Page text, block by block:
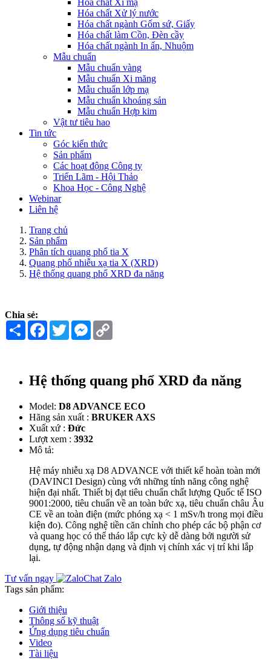
Hóa chất Xi mạ
Hóa chất Xử lý nước
Hóa chất ngành Gốm sứ, Giấy
Hóa chất làm Cồn, Đèn cầy
Hóa chất ngành In ấn, Nhuộm
Mẫu chuẩn
Mẫu chuẩn vàng
Mẫu chuẩn Xi măng
Mẫu chuẩn lớp mạ
Mẫu chuẩn khoáng sản
Mẫu chuẩn Hợp kim
Vật tư tiêu hao
Tin tức
Góc kiến thức
Sản phẩm
Các hoạt động Công ty
Triển Lãm - Hội Thảo
Khoa Học - Công Nghệ
Webinar
Liên hệ
Trang chủ
Sản phẩm
Phân tích quang phổ tia X
Quang phổ nhiễu xạ tia X (XRD)
Hệ thống quang phổ XRD đa năng
Chia sẻ:
Share Facebook
TwitterMessenger
Hệ thống quang phổ XRD đa năng
Model: D8 ADVANCE ECO
Hãng sản xuất : BRUKER AXS
Xuất xứ : Đức
Lượt xem : 3932
Mô tả:
Hệ máy nhiễu xạ D8 ADVANCE với thiết kế hoàn toàn mới
(DAVINCI Design) cùng với những tính năng công nghệ
hiện đại nhất. Thiết bị đạt tiêu chuẩn chất lượng Quốc tế ISO
9001:2000, tiêu chuẩn về an toàn bức xạ, tiêu chuẩn châu Âu
CE về an toàn điện (mức phóng xạ < 1 mSv/h trong mọi điều
kiện đo). Công nghệ tiền căn chỉnh cho phép các bộ phận cơ
và quang học có thể tháo lắp cực kỳ dễ dàng bởi người sử
dụng, tự động nhận dạng và định vị chính xác vị trí khi lắp
lại.
Tư vấn ngay
Chat Zalo
Tags sản phẩm:
Giới thiệu
Thông số kỹ thuật
Ứng dụng tiêu chuẩn
Video
Tài liệu